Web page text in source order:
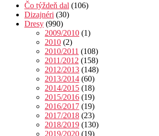
Čo týždeň dal (106)
Dizajnéri (30)
Dresy (990)
2009/2010 (1)
2010 (2)
2010/2011 (108)
2011/2012 (158)
2012/2013 (148)
2013/2014 (60)
2014/2015 (18)
2015/2016 (19)
2016/2017 (19)
2017/2018 (23)
2018/2019 (130)
2019/2020 (19)